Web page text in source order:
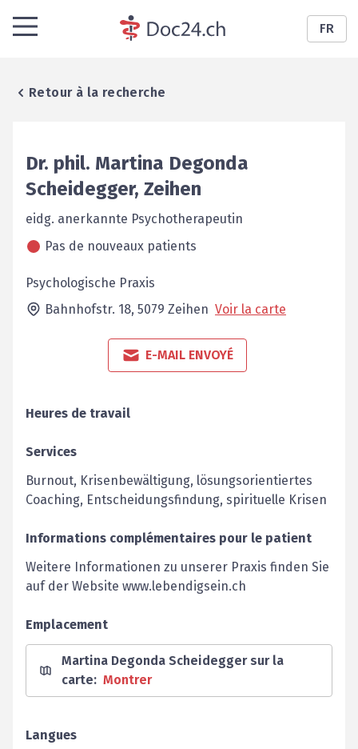
FR
Retour à la recherche
Dr. phil. Martina Degonda
Scheidegger, Zeihen
eidg. anerkannte Psychotherapeutin
Pas de nouveaux patients
Psychologische Praxis
Bahnhofstr. 18, 5079 Zeihen Voir la carte
E-MAIL ENVOYÉ
Heures de travail
Services
Burnout, Krisenbewältigung, lösungsorientiertes
Coaching, Entscheidungsfindung, spirituelle Krisen
Informations complémentaires pour le patient
Weitere Informationen zu unserer Praxis finden Sie
auf der Website www.lebendigsein.ch
Emplacement
Martina Degonda Scheidegger sur la
carte: Montrer
Langues